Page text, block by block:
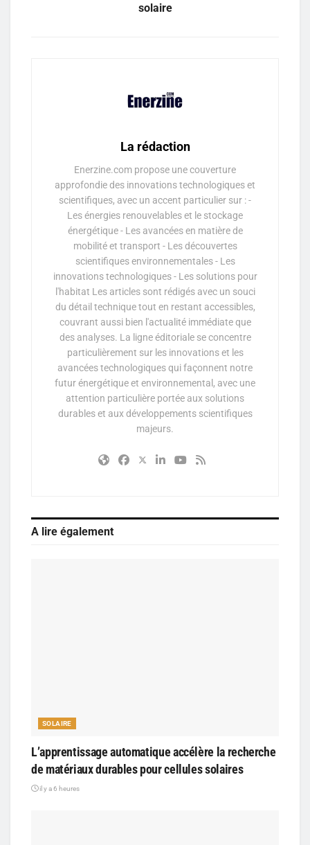
solaire
La rédaction
Enerzine.com propose une couverture
approfondie des innovations technologiques et
scientifiques, avec un accent particulier sur : -
Les énergies renouvelables et le stockage
énergétique - Les avancées en matière de
mobilité et transport - Les découvertes
scientifiques environnementales - Les
innovations technologiques - Les solutions pour
l'habitat Les articles sont rédigés avec un souci
du détail technique tout en restant accessibles,
couvrant aussi bien l'actualité immédiate que
des analyses. La ligne éditoriale se concentre
particulièrement sur les innovations et les
avancées technologiques qui façonnent notre
futur énergétique et environnemental, avec une
attention particulière portée aux solutions
durables et aux développements scientifiques
majeurs.
A lire également
SOLAIRE
L’apprentissage automatique accélère la recherche
de matériaux durables pour cellules solaires
il y a 6 heures